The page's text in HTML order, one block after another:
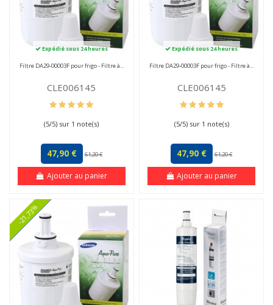
Expédié sous 24 heures
Filtre DA29-00003F pour frigo - Filtre à...
CLE006145
(5/5) sur 1 note(s)
47,90 € 61,20 €
Ajouter au panier
Expédié sous 24 heures
Filtre DA29-00003F pour frigo - Filtre à...
CLE006145
(5/5) sur 1 note(s)
47,90 € 61,20 €
Ajouter au panier
-21,73%